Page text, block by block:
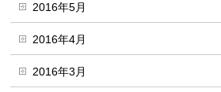
2016年5月
2016年4月
2016年3月